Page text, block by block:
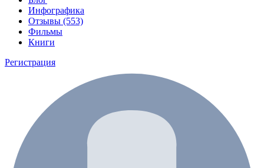
Инфографика
Отзывы (553)
Фильмы
Книги
Регистрация